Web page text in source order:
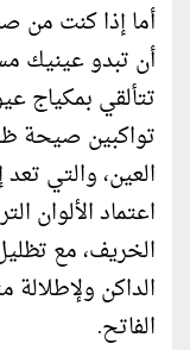
أما إذا كنت من
أن تبدو عينيك
تتألقي بمكياج
تواكبين صيحة
اعتماد الألوان
الخريف، مع
الداكن ولإطلالة
الفاتح.